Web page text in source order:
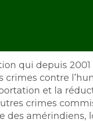
qui depuis
crimes contre
et la
crimes
des amérindiens,